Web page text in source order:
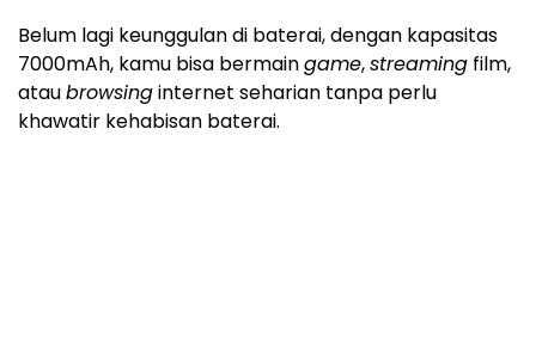
Belum lagi keunggulan di baterai, dengan kapasitas
7000mAh, kamu bisa bermaingame,streaming film,
ataubrowsinginternet seharian tanpa perlu
khawatir kehabisan baterai.